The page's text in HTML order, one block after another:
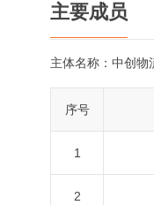
主要成员
主体名称： 中创物
序号
1
2